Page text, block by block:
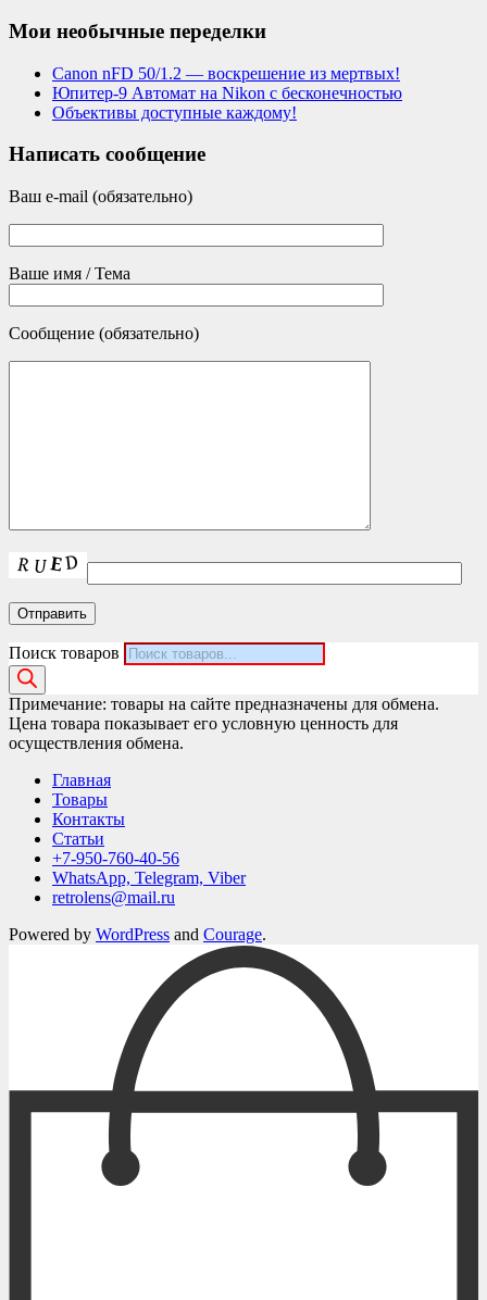
Мои необычные переделки
Canon nFD 50/1.2 — воскрешение из мертвых!
Юпитер-9 Автомат на Nikon с бесконечностью
Объективы доступные каждому!
Написать сообщение
Ваш e-mail (обязательно)
Ваше имя / Тема
Сообщение (обязательно)
Поиск товаров
Примечание: товары на сайте предназначены для обмена.
Цена товара показывает его условную ценность для
осуществления обмена.
Главная
Товары
Контакты
Статьи
+7-950-760-40-56
WhatsApp, Telegram, Viber
retrolens@mail.ru
Powered by WordPress and Courage.